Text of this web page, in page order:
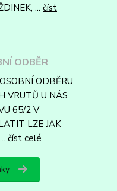
... číst
ODBĚR
ODBĚRU
VRUTŮ U NÁS
65/2 V
LZE JAK
číst celé